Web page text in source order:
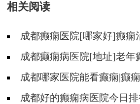
相关阅读
成都癫痫医院[哪家好]癫痫
成都癫痫病医院[地址]老年
成都哪家医院能看癫痫|癫
么?成都好的癫痫病医院今日